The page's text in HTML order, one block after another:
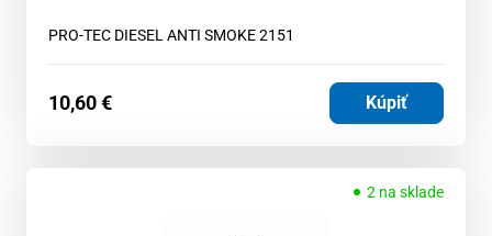
PRO-TEC DIESEL ANTI SMOKE 2151
10,60€ Kúpiť
2 na sklade